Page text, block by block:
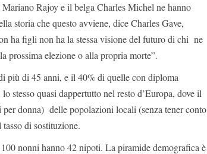
Rajoy e il belga Charles Michel ne hanno
storia che questo avviene, dice Charles Gave,
ha figli non ha la stessa visione del futuro di chi ne
prossima elezione o alla propria morte”.
più di 45 anni, e il 40% di quelle con diploma
stesso quasi dappertutto nel resto d’Europa, dove il
donna) delle popolazioni locali (senza tener conto
di sostituzione.
nonni hanno 42 nipoti. La piramide demografica è